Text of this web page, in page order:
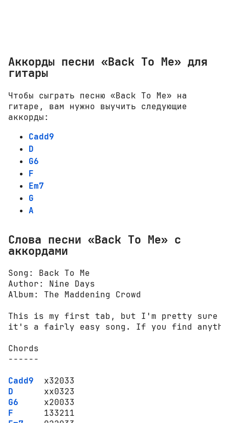
Аккорды песни «Back To Me» для
гитары
Чтобы сыграть песню «Back To Me» на
гитаре, вам нужно выучить следующие
аккорды:
Cadd9
D
G6
F
Em7
G
A
Слова песни «Back To Me» с
аккордами
Song: Back To Me
Author: Nine Days
Album: The Maddening Crowd
This is my first tab, but I'm pretty
it's a fairly easy song. If you find
Chords
------
Cadd9
D
G6
F